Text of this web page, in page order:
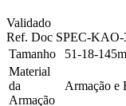
Validado
Ref. Doc SPEC-
Tamanho
51-18-
Material
da
Armação
Armação e